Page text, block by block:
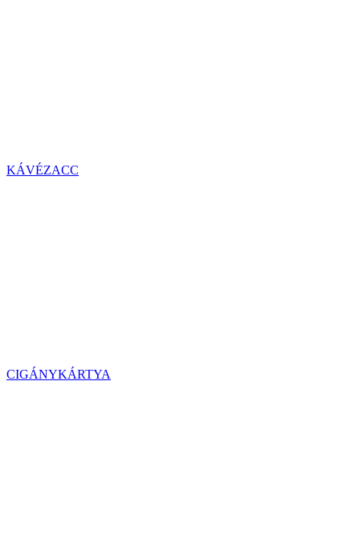
KÁVÉZACC
CIGÁNYKÁRTYA